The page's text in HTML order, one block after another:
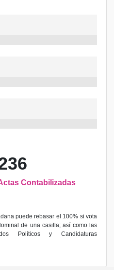
Contabilizadas
puede rebasar el 100% si vota
de una casilla; así como las
Políticos y Candidaturas